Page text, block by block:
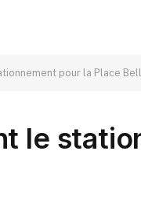
pour la Place Bell
le